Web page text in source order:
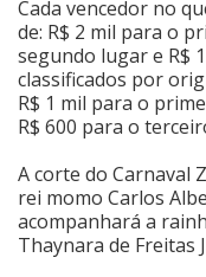
Cada vencedor no
de: R$ 2 mil para o
segundo lugar e R$
classificados por
R$ 1 mil para o
R$ 600 para o
A corte do Carnaval
rei momo Carlos
acompanhará a
Thaynara de Freitas